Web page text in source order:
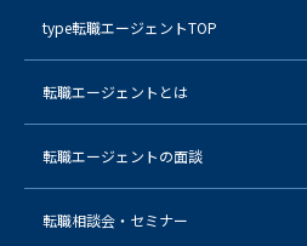
type転職エージェントTOP
転職エージェントとは
転職エージェントの面談
転職相談会・セミナー